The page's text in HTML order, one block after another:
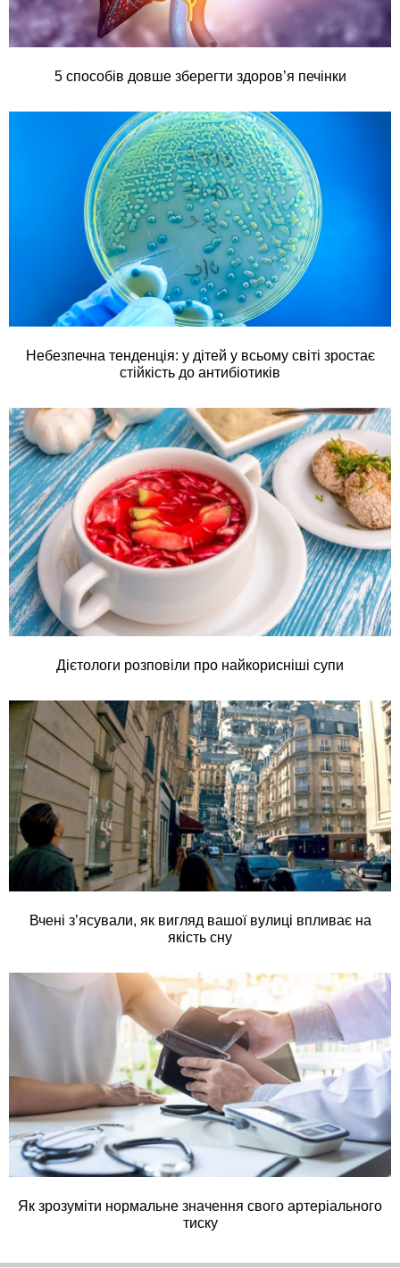
5 способів довше зберегти здоров’я печінки
Небезпечна тенденція: у дітей у всьому світі зростає
стійкість до антибіотиків
Дієтологи розповіли про найкорисніші супи
Вчені з’ясували, як вигляд вашої вулиці впливає на
якість сну
Як зрозуміти нормальне значення свого артеріального
тиску